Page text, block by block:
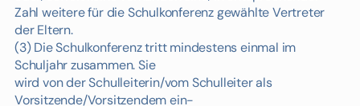
Zahl weitere für die Schulkonferenz gewählte Vertreter
der Eltern.
(3) Die Schulkonferenz tritt mindestens einmal im
Schuljahr zusammen. Sie
wird von der Schulleiterin/vom Schulleiter als
Vorsitzende/Vorsitzendem ein-